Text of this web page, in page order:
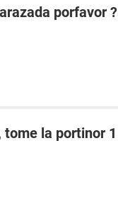
porfavor ?
la portinor 1